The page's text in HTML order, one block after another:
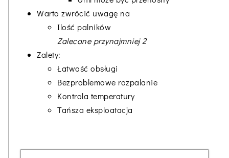
Warto zwrócić uwagę na
Ilość palników
Zalecane przynajmniej 2
Zalety:
Łatwość obsługi
Bezproblemowe rozpalanie
Kontrola temperatury
Tańsza eksploatacja